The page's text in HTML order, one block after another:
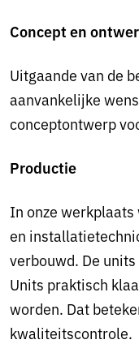
Concept en
Uitgaande van de
aanvankelijke
conceptontwerp
Productie
In onze
en
verbouwd. De
Units praktisch
worden. Dat
kwaliteitscontrole.